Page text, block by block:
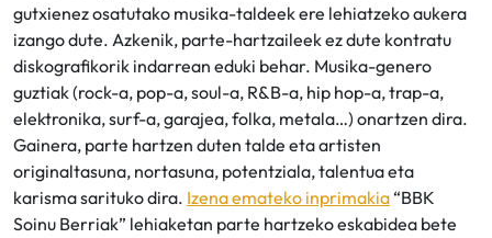
gutxienez osatutako musika-taldeek ere lehiatzeko aukera
izango dute. Azkenik, parte-hartzaileek ez dute kontratu
diskografikorik indarrean eduki behar. Musika-genero
guztiak (rock-a, pop-a, soul-a, R&B-a, hip hop-a, trap-a,
elektronika, surf-a, garajea, folka, metala…) onartzen dira.
Gainera, parte hartzen duten talde eta artisten
originaltasuna, nortasuna, potentziala, talentua eta
karisma sarituko dira. Izena emateko inprimakia“BBK
Soinu Berriak” lehiaketan parte hartzeko eskabidea bete